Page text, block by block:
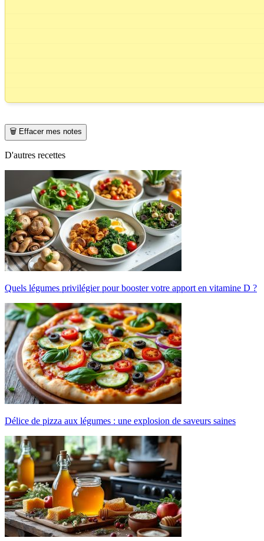
🗑️ Effacer mes notes
D'autres recettes
Quels légumes privilégier pour booster votre apport en vitamine D ?
Délice de pizza aux légumes : une explosion de saveurs saines